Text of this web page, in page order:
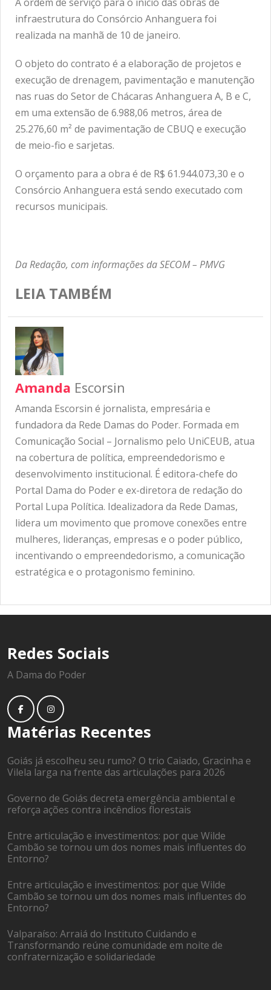
A ordem de serviço para o início das obras de
infraestrutura do Consórcio Anhanguera foi
realizada na manhã de 10 de janeiro.
O objeto do contrato é a elaboração de projetos e
execução de drenagem, pavimentação e manutenção
nas ruas do Setor de Chácaras Anhanguera A, B e C,
em uma extensão de 6.988,06 metros, área de
25.276,60 m² de pavimentação de CBUQ e execução
de meio-fio e sarjetas.
O orçamento para a obra é de R$ 61.944.073,30 e o
Consórcio Anhanguera está sendo executado com
recursos municipais.
Da Redação, com informações da SECOM – PMVG
LEIA TAMBÉM
Amanda Escorsin
Amanda Escorsin é jornalista, empresária e
fundadora da Rede Damas do Poder. Formada em
Comunicação Social – Jornalismo pelo UniCEUB, atua
na cobertura de política, empreendedorismo e
desenvolvimento institucional. É editora-chefe do
Portal Dama do Poder e ex-diretora de redação do
Portal Lupa Política. Idealizadora da Rede Damas,
lidera um movimento que promove conexões entre
mulheres, lideranças, empresas e o poder público,
incentivando o empreendedorismo, a comunicação
estratégica e o protagonismo feminino.
Redes Sociais
A Dama do Poder
Matérias Recentes
Goiás já escolheu seu rumo? O trio Caiado, Gracinha e
Vilela larga na frente das articulações para 2026
Governo de Goiás decreta emergência ambiental e
reforça ações contra incêndios florestais
Entre articulação e investimentos: por que Wilde
Cambão se tornou um dos nomes mais influentes do
Entorno?
Entre articulação e investimentos: por que Wilde
Cambão se tornou um dos nomes mais influentes do
Entorno?
Valparaíso: Arraiá do Instituto Cuidando e
Transformando reúne comunidade em noite de
confraternização e solidariedade